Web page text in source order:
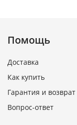
Помощь
Доставка
Как купить
Гарантия и возврат
Вопрос-ответ